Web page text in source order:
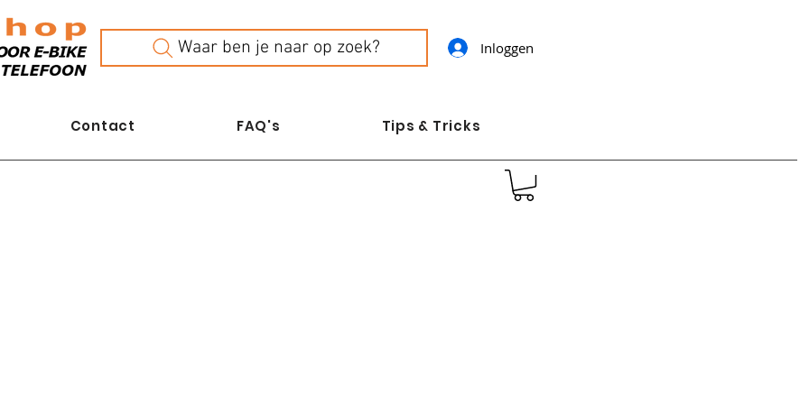
Waar ben je naar op zoek? Inloggen
Contact FAQ's Tips & Tricks